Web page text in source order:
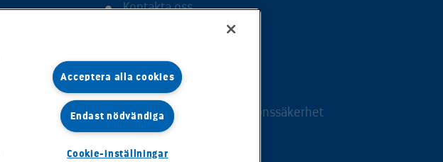
Kontakta oss
Jobba hos oss
Kundportal - e-service
Dataskydd och informationssäkerhet
Acceptera alla cookies
Endast nödvändiga
Cookie-inställningar